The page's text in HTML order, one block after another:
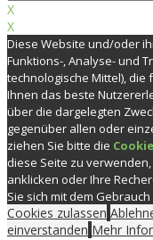
X
X
Diese Website und/oder
Funktions-, Analyse- und
technologische Mittel), die
Ihnen das beste
über die dargelegten
gegenüber allen oder
ziehen Sie bitte die
diese Seite zu
anklicken oder Ihre
Sie sich mit dem
Cookies zulassen
einverstanden Mehr